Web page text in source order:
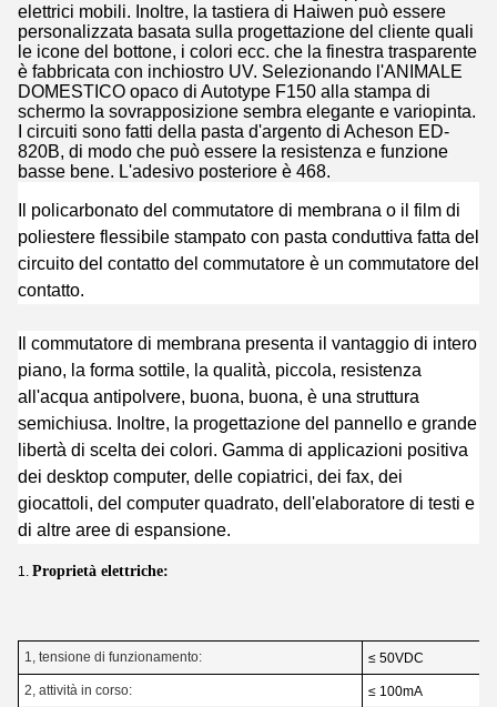
elettrici mobili. Inoltre, la tastiera di Haiwen può essere
personalizzata basata sulla progettazione del cliente quali
le icone del bottone, i colori ecc. che la finestra trasparente
è fabbricata con inchiostro UV. Selezionando l'ANIMALE
DOMESTICO opaco di Autotype F150 alla stampa di
schermo la sovrapposizione sembra elegante e variopinta.
I circuiti sono fatti della pasta d'argento di Acheson ED-
820B, di modo che può essere la resistenza e funzione
basse bene. L'adesivo posteriore è 468.
Il policarbonato del commutatore di membrana o il film di
poliestere flessibile stampato con pasta conduttiva fatta del
circuito del contatto del commutatore è un commutatore del
contatto.
Il commutatore di membrana presenta il vantaggio di intero
piano, la forma sottile, la qualità, piccola, resistenza
all'acqua antipolvere, buona, buona, è una struttura
semichiusa. Inoltre, la progettazione del pannello e grande
libertà di scelta dei colori. Gamma di applicazioni positiva
dei desktop computer, delle copiatrici, dei fax, dei
giocattoli, del computer quadrato, dell'elaboratore di testi e
di altre aree di espansione.
1. Proprietà elettriche:
1, tensione di funzionamento: ≤ 50VDC
2, attività in corso: ≤ 100mA